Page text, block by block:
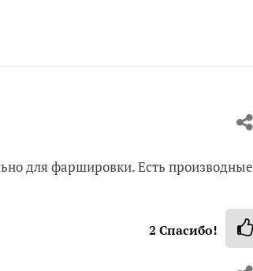
для фаршировки. Есть производные
2 Спасибо!